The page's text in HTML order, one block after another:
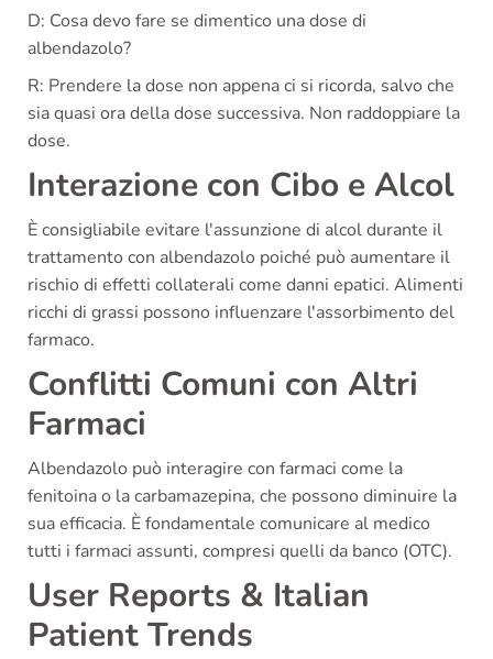
D: Cosa devo fare se dimentico una dose di
albendazolo?
R: Prendere la dose non appena ci si ricorda, salvo che
sia quasi ora della dose successiva. Non raddoppiare la
dose.
Interazione con Cibo e Alcol
È consigliabile evitare l'assunzione di alcol durante il
trattamento con albendazolo poiché può aumentare il
rischio di effetti collaterali come danni epatici. Alimenti
ricchi di grassi possono influenzare l'assorbimento del
farmaco.
Conflitti Comuni con Altri
Farmaci
Albendazolo può interagire con farmaci come la
fenitoina o la carbamazepina, che possono diminuire la
sua efficacia. È fondamentale comunicare al medico
tutti i farmaci assunti, compresi quelli da banco (OTC).
User Reports & Italian
Patient Trends